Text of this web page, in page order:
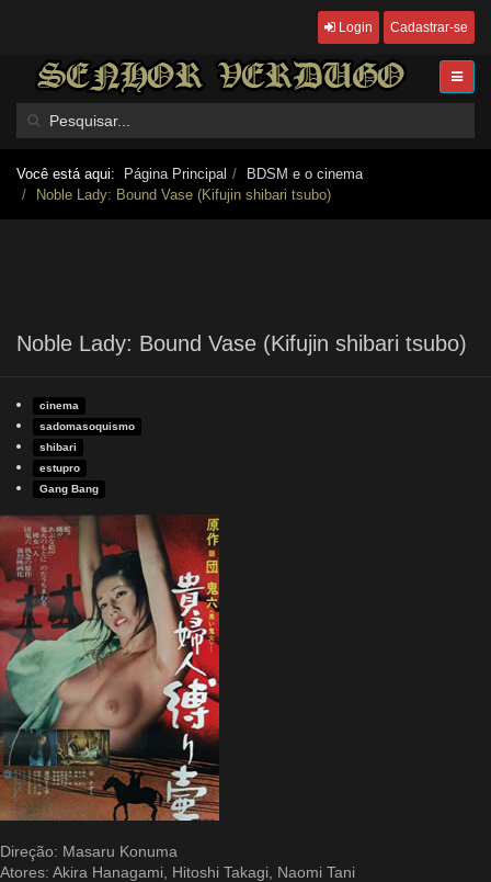
Login Cadastrar-se
Você está aqui: Página Principal
BDSM e o cinema
Noble Lady: Bound Vase (Kifujin shibari tsubo)
Noble Lady: Bound Vase (Kifujin shibari tsubo)
cinema
sadomasoquismo
shibari
estupro
Gang Bang
Direção: Masaru Konuma
Atores: Akira Hanagami, Hitoshi Takagi, Naomi Tani